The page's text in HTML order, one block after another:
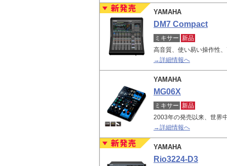
YAMAHA
DM7 Compact
ミキサー 新品
高音質、使い易い操作性
→詳細情報へ
YAMAHA
MG06X
ミキサー 新品
2003年の発売以来、世界
→詳細情報へ
YAMAHA
Rio3224-D3